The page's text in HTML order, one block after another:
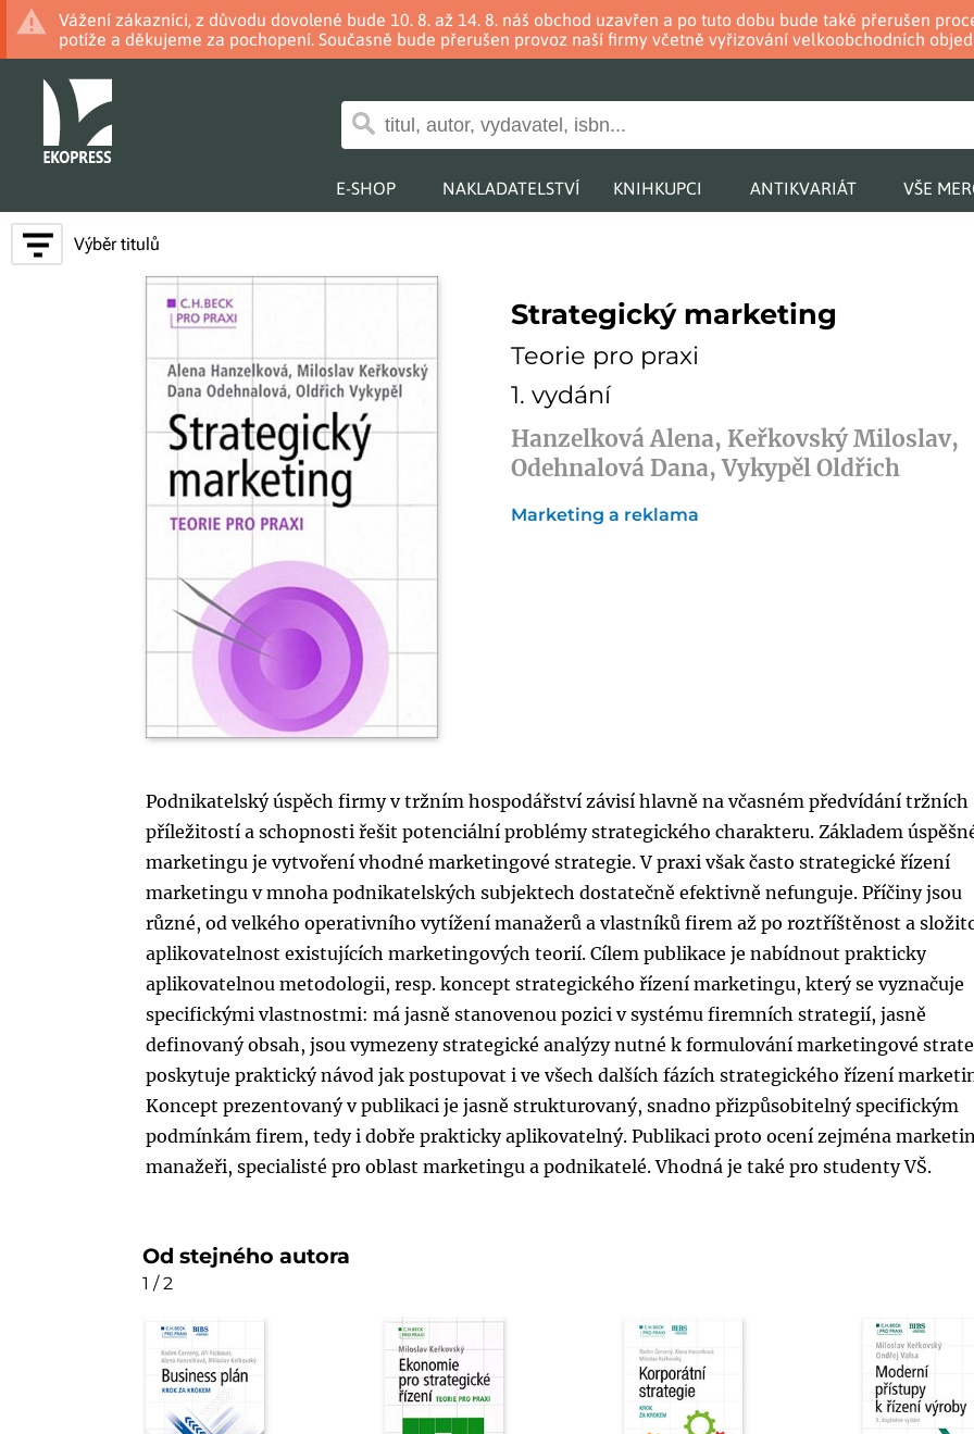
Vážení zákazníci, z důvodu dovolené bude 10. 8. až 14. 8. náš obchod uzavřen a po tuto dobu bude také přerušen
potíže a děkujeme za pochopení. Současně bude přerušen provoz naší firmy včetně vyřizování velkoobchodních
E-SHOP NAKLADATELSTVÍ KNIHKUPCI ANTIKVARIÁT VŠE
Výběr titulů
Strategický marketing
Teorie pro praxi
1. vydání
Hanzelková Alena, Keřkovský Miloslav,
Odehnalová Dana, Vykypěl Oldřich
Marketing a reklama
Podnikatelský úspěch firmy v tržním hospodářství závisí hlavně na včasném předvídání tržních
příležitostí a schopnosti řešit potenciální problémy strategického charakteru. Základem
marketingu je vytvoření vhodné marketingové strategie. V praxi však často strategické řízení
marketingu v mnoha podnikatelských subjektech dostatečně efektivně nefunguje. Příčiny jsou
různé, od velkého operativního vytížení manažerů a vlastníků firem až po roztříštěnost a
aplikovatelnost existujících marketingových teorií. Cílem publikace je nabídnout prakticky
aplikovatelnou metodologii, resp. koncept strategického řízení marketingu, který se vyznačuje
specifickými vlastnostmi: má jasně stanovenou pozici v systému firemních strategií, jasně
definovaný obsah, jsou vymezeny strategické analýzy nutné k formulování marketingové
poskytuje praktický návod jak postupovat i ve všech dalších fázích strategického řízení
Koncept prezentovaný v publikaci je jasně strukturovaný, snadno přizpůsobitelný specifickým
podmínkám firem, tedy i dobře prakticky aplikovatelný. Publikaci proto ocení zejména
manažeři, specialisté pro oblast marketingu a podnikatelé. Vhodná je také pro studenty VŠ.
Od stejného autora
1 / 2